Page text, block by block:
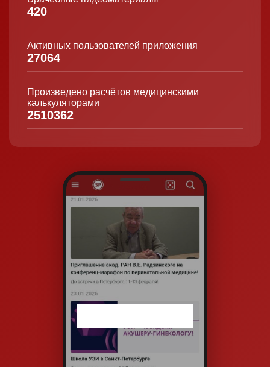
420
Активных пользователей приложения
27064
Произведено расчётов медицинскими
калькуляторами
2510362